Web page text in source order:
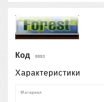
Код 8883
Характеристики
Материал